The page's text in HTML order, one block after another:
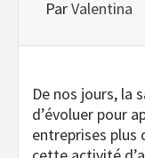
ParValentina
De nos jours, la
d’évoluer pour
entreprises plus